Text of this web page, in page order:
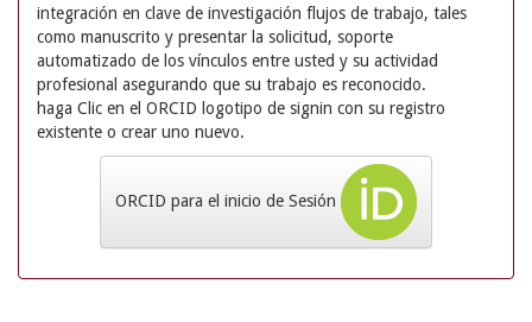
integración en clave de investigación flujos de trabajo, tales
como manuscrito y presentar la solicitud, soporte
automatizado de los vínculos entre usted y su actividad
profesional asegurando que su trabajo es reconocido.
haga Clic en el ORCID logotipo de signin con su registro
existente o crear uno nuevo.
ORCID para el inicio de Sesión